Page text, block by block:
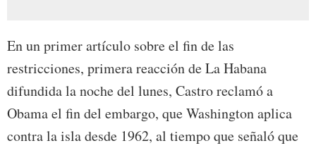
En un primer artículo sobre el fin de las
restricciones, primera reacción de La Habana
difundida la noche del lunes, Castro reclamó a
Obama el fin del embargo, que Washington aplica
contra la isla desde 1962, al tiempo que señaló que